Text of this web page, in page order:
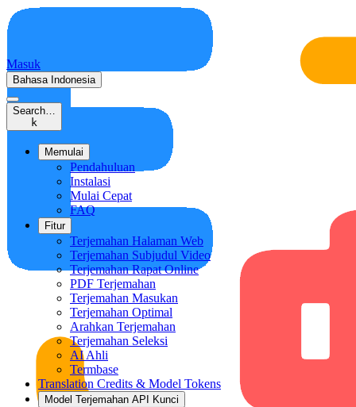
Masuk
Bahasa Indonesia
Search…
k
Memulai
Pendahuluan
Instalasi
Mulai Cepat
FAQ
Fitur
Terjemahan Halaman Web
Terjemahan Subjudul Video
Terjemahan Rapat Online
PDF Terjemahan
Terjemahan Masukan
Terjemahan Optimal
Arahkan Terjemahan
Terjemahan Seleksi
AI Ahli
Termbase
Translation Credits & Model Tokens
Model Terjemahan API Kunci